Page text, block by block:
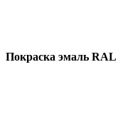
Покраска эмаль RAL